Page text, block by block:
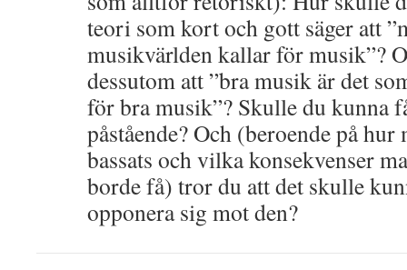
teori som kort och gott säger att
musikvärlden kallar för musik”?
dessutom att ”bra musik är det
för bra musik”? Skulle du kunna
påstående? Och (beroende på
bassats och vilka konsekvenser
borde få) tror du att det skulle
opponera sig mot den?